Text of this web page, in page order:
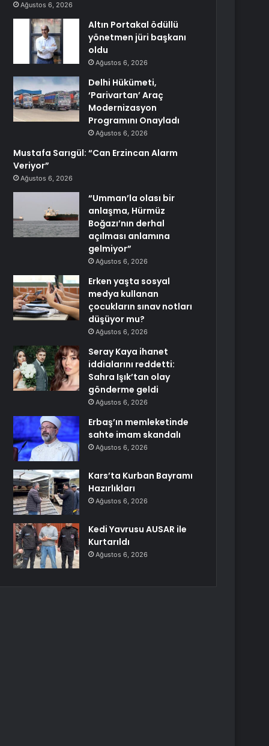
Ağustos 6, 2026
Altın Portakal ödüllü
yönetmen jüri başkanı
oldu
Ağustos 6, 2026
Delhi Hükümeti,
‘Parivartan’ Araç
Modernizasyon
Programını Onayladı
Ağustos 6, 2026
Mustafa Sarıgül: “Can Erzincan Alarm
Veriyor”
Ağustos 6, 2026
“Umman’la olası bir
anlaşma, Hürmüz
Boğazı’nın derhal
açılması anlamına
gelmiyor”
Ağustos 6, 2026
Erken yaşta sosyal
medya kullanan
çocukların sınav notları
düşüyor mu?
Ağustos 6, 2026
Seray Kaya ihanet
iddialarını reddetti:
Sahra Işık’tan olay
gönderme geldi
Ağustos 6, 2026
Erbaş’ın memleketinde
sahte imam skandalı
Ağustos 6, 2026
Kars’ta Kurban Bayramı
Hazırlıkları
Ağustos 6, 2026
Kedi Yavrusu AUSAR ile
Kurtarıldı
Ağustos 6, 2026